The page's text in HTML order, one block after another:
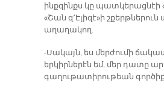
ինքզինքս կը պատկերացնէի
«Շան զ՚Էլիզէ»ի
աղաղակող.
-Սակայն, ես մերժումի
երկիրներէն եմ, մեր դատը
գաղութատիրութեան